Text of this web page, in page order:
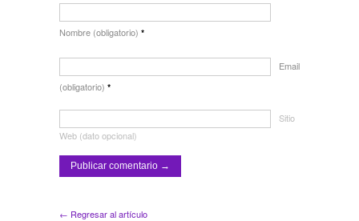
Nombre (obligatorio) *
Email
(obligatorio) *
Sitio
Web (dato opcional)
← Regresar al artículo